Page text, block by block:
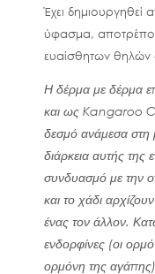
Έχει δημιουργηθεί
ύφασμα,
ευαίσθητων θηλών
Η δέρμα με δέρμα
και ως Kangaroo
δεσμό ανάμεσα στη
διάρκεια αυτής
συνδυασμό με την
και το χάδι
ένας τον άλλον.
ενδορφίνες (οι
ορμόνη της